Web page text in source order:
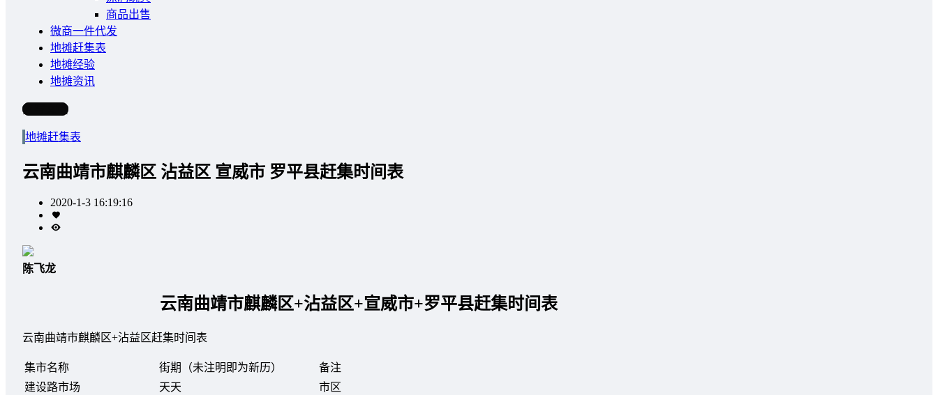
商品出售
微商一件代发
地摊赶集表
地摊经验
地摊资讯
写文章
地摊赶集表
云南曲靖市麒麟区 沾益区 宣威市 罗平县赶集时间表
2020-1-3 16:19:16
陈飞龙
云南曲靖市麒麟区+沾益区+宣威市+罗平县赶集时间表
云南曲靖市麒麟区+沾益区赶集时间表
集市名称 街期（未注明即为新历）
备注
建设路市场
天天
市区